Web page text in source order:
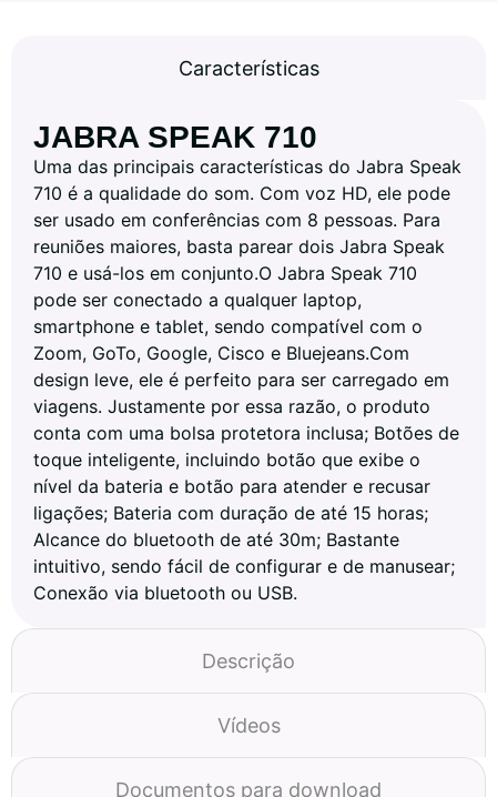
Características
Descrição
Vídeos
Documentos para download
JABRA SPEAK 710
Uma das principais características do Jabra Speak
710 é a qualidade do som. Com voz HD, ele pode
ser usado em conferências com 8 pessoas. Para
reuniões maiores, basta parear dois Jabra Speak
710 e usá-los em conjunto.O Jabra Speak 710
pode ser conectado a qualquer laptop,
smartphone e tablet, sendo compatível com o
Zoom, GoTo, Google, Cisco e Bluejeans.Com
design leve, ele é perfeito para ser carregado em
viagens. Justamente por essa razão, o produto
conta com uma bolsa protetora inclusa; Botões de
toque inteligente, incluindo botão que exibe o
nível da bateria e botão para atender e recusar
ligações; Bateria com duração de até 15 horas;
Alcance do bluetooth de até 30m; Bastante
intuitivo, sendo fácil de configurar e de manusear;
Conexão via bluetooth ou USB.